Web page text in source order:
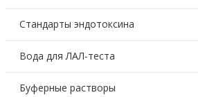
Стандарты эндотоксина
Вода для ЛАЛ-теста
Буферные растворы